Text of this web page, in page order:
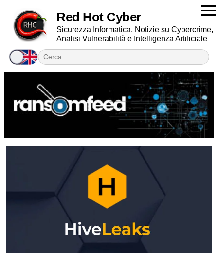
Red Hot Cyber
Sicurezza Informatica, Notizie su Cybercrime,
Analisi Vulnerabilità e Intelligenza Artificiale